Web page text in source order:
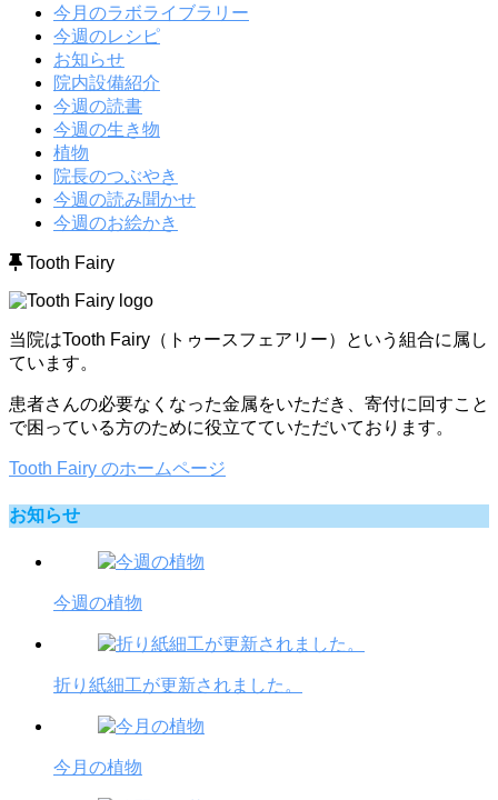
今月のラボライブラリー
今週のレシピ
お知らせ
院内設備紹介
今週の読書
今週の生き物
植物
院長のつぶやき
今週の読み聞かせ
今週のお絵かき
Tooth Fairy
当院はTooth Fairy（トゥースフェアリー）という組合に属し
ています。
患者さんの必要なくなった金属をいただき、寄付に回すこと
で困っている方のために役立てていただいております。
Tooth Fairy のホームページ
お知らせ
今週の植物
折り紙細工が更新されました。
今月の植物